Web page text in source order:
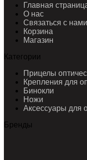
Главная
О нас
Связаться с нами
Корзина
Магазин
Категории
Прицелы
Крепления для
Бинокли
Ножи
Аксессуары для
Бренды